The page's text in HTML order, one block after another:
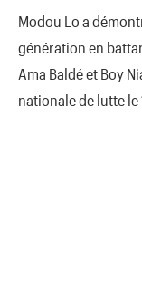
Modou Lo a
génération en
Ama Baldé et Boy
nationale de lutte le